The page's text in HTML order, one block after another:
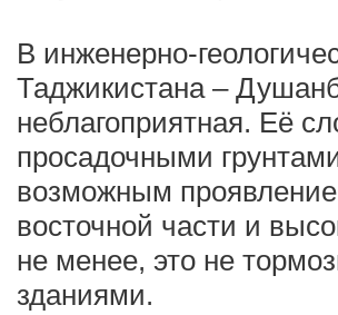
В инженерно-
Таджикистана –
неблагоприятная. Её
просадочными
возможным
восточной части и
не менее, это не
зданиями.